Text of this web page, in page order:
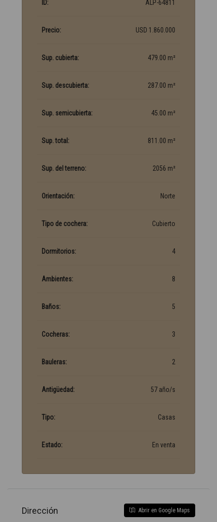
ID: ALP-64811
Precio: USD 1.860.000
Sup. cubierta: 479.00 m²
Sup. descubierta: 287.00 m²
Sup. semicubierta: 45.00 m²
Sup. total: 811.00 m²
Sup. del terreno: 2056 m²
Orientación: Norte
Tipo de cochera: Cubierto
Dormitorios: 4
Ambientes: 8
Baños: 5
Cocheras: 3
Bauleras: 2
Antigüedad: 57 año/s
Tipo: Casas
Estado: En venta
Dirección Abrir en Google Maps